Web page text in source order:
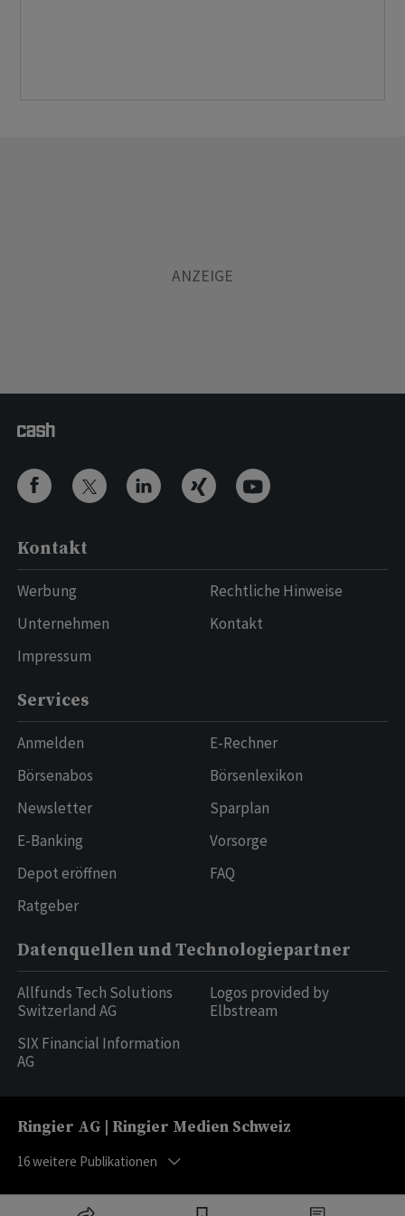
Kontakt
Werbung
Unternehmen
Impressum
Rechtliche Hinweise
Kontakt
Services
Anmelden
Börsenabos
Newsletter
E-Banking
Depot eröffnen
Ratgeber
E-Rechner
Börsenlexikon
Sparplan
Vorsorge
FAQ
Datenquellen und Technologiepartner
Allfunds Tech Solutions
Switzerland AG
SIX Financial Information
AG
Logos provided by
Elbstream
Ringier AG | Ringier Medien Schweiz
16weitere Publikationen